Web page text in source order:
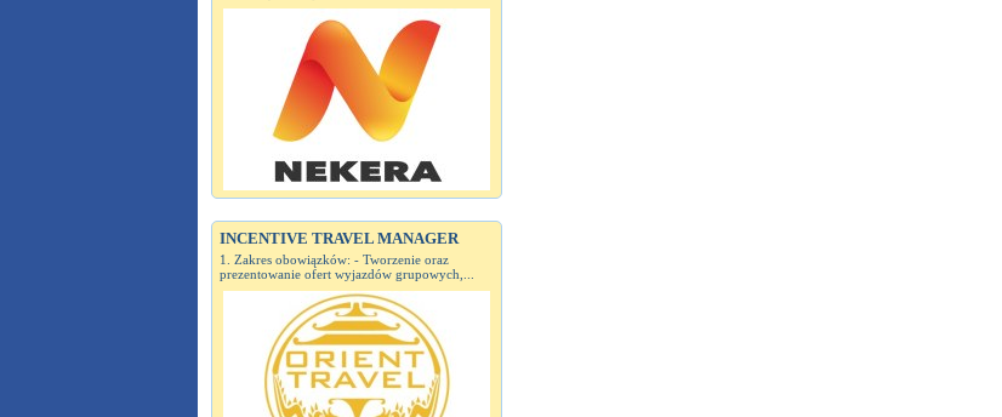
INCENTIVE TRAVEL MANAGER
1. Zakres obowiązków: - Tworzenie oraz
prezentowanie ofert wyjazdów grupowych,...